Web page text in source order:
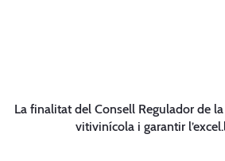
La finalitat del Consell Regulador de
vitivinícola i garantir